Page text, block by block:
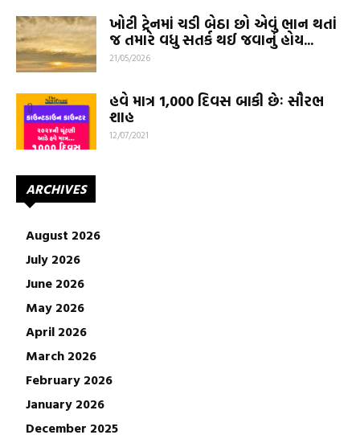
ખોટી ટ્રેનમાં ચડી બેઠા છો એવું ભાન થતાં
જ તમારે વધુ સતર્ક થઈ જવાનું હોય...
21/05/2026
હવે માત્ર 1,000 દિવસ બાકી છેઃ સૌરભ
શાહ
12/07/2021
ARCHIVES
August 2026
July 2026
June 2026
May 2026
April 2026
March 2026
February 2026
January 2026
December 2025